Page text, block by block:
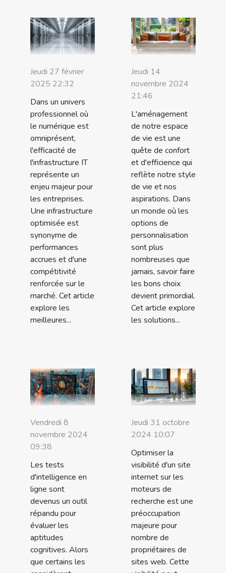
Jeudi 27 février
2025 22:32
Dans un univers
professionnel où
le numérique est
omniprésent,
l'efficacité de
l'infrastructure IT
représente un
enjeu majeur pour
les entreprises.
Une infrastructure
optimisée est
synonyme de
performances
accrues et d'une
compétitivité
renforcée sur le
marché. Cet article
explore les
meilleures...
Jeudi 14
novembre 2024
21:46
L'aménagement
de notre espace
de vie est une
quête de confort
et d'efficience qui
reflète notre style
de vie et nos
aspirations. Dans
un monde où les
options de
personnalisation
sont plus
nombreuses que
jamais, savoir faire
les bons choix
devient primordial.
Cet article explore
les solutions...
Vendredi 8
novembre 2024
09:38
Les tests
d'intelligence en
ligne sont
devenus un outil
répandu pour
évaluer les
aptitudes
cognitives. Alors
que certains les
Jeudi 31 octobre
2024 10:07
Optimiser la
visibilité d'un site
internet sur les
moteurs de
recherche est une
préoccupation
majeure pour
nombre de
propriétaires de
sites web. Cette